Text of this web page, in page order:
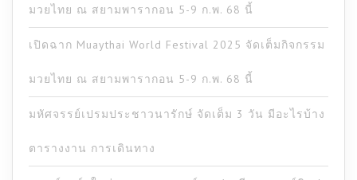
มวยไทย ณ สยามพารากอน 5-9 ก.พ. 68 นี้
เปิดฉาก Muaythai World Festival 2025 จัดเต็มกิจกรรม
มวยไทย ณ สยามพารากอน 5-9 ก.พ. 68 นี้
มหัศจรรย์เปรมประชาวนารักษ์ จัดเต็ม 3 วัน มีอะไรบ้าง
ตารางงาน การเดินทาง